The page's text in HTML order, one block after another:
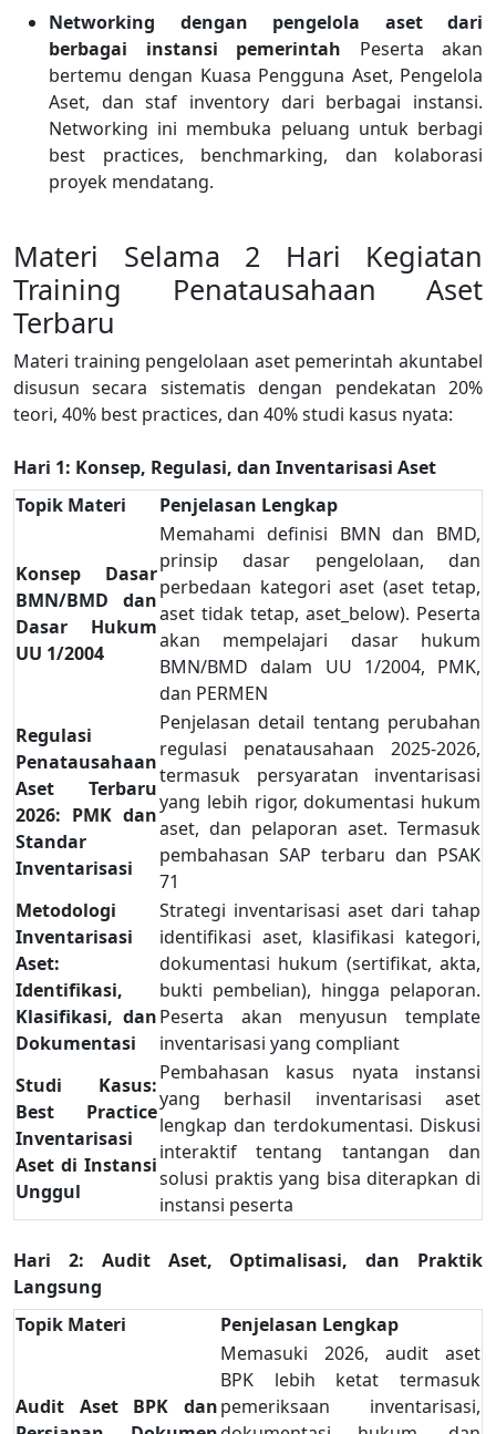
Networking dengan pengelola aset dari
berbagai instansi pemerintah
Peserta akan
bertemu dengan Kuasa Pengguna Aset, Pengelola
Aset, dan staf inventory dari berbagai instansi.
Networking ini membuka peluang untuk berbagi
best practices, benchmarking, dan kolaborasi
proyek mendatang.
Materi Selama 2 Hari Kegiatan
Training Penatausahaan Aset
Terbaru
Materi training pengelolaan aset pemerintah akuntabel
disusun secara sistematis dengan pendekatan 20%
teori, 40% best practices, dan 40% studi kasus nyata:
Hari 1: Konsep, Regulasi, dan Inventarisasi Aset
Topik Materi
Penjelasan Lengkap
Konsep Dasar
BMN/BMD dan
Dasar Hukum
UU 1/2004
Memahami definisi BMN dan BMD,
prinsip dasar pengelolaan, dan
perbedaan kategori aset (aset tetap,
aset tidak tetap, aset_below). Peserta
akan mempelajari dasar hukum
BMN/BMD dalam UU 1/2004, PMK,
dan PERMEN
Regulasi
Penatausahaan
Aset Terbaru
2026: PMK dan
Standar
Inventarisasi
Penjelasan detail tentang perubahan
regulasi penatausahaan 2025-2026,
termasuk persyaratan inventarisasi
yang lebih rigor, dokumentasi hukum
aset, dan pelaporan aset. Termasuk
pembahasan SAP terbaru dan PSAK
71
Metodologi
Inventarisasi
Aset:
Identifikasi,
Klasifikasi, dan
Dokumentasi
Strategi inventarisasi aset dari tahap
identifikasi aset, klasifikasi kategori,
dokumentasi hukum (sertifikat, akta,
bukti pembelian), hingga pelaporan.
Peserta akan menyusun template
inventarisasi yang compliant
Studi Kasus:
Best Practice
Inventarisasi
Aset di Instansi
Unggul
Pembahasan kasus nyata instansi
yang berhasil inventarisasi aset
lengkap dan terdokumentasi. Diskusi
interaktif tentang tantangan dan
solusi praktis yang bisa diterapkan di
instansi peserta
Hari 2: Audit Aset, Optimalisasi, dan Praktik
Langsung
Topik Materi
Penjelasan Lengkap
Audit Aset BPK dan
Memasuki 2026, audit aset
BPK lebih ketat termasuk
pemeriksaan inventarisasi,